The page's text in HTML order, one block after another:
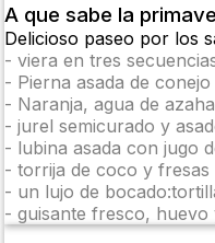
A que sabe la
Delicioso paseo por los
- viera en tres
- Pierna asada de
- Naranja, agua de
- jurel semicurado y
- lubina asada con jugo
- torrija de coco y fresas
- un lujo de
- guisante fresco, huevo